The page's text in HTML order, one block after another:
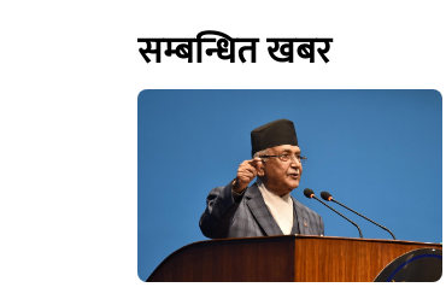
सम्बन्धित खबर